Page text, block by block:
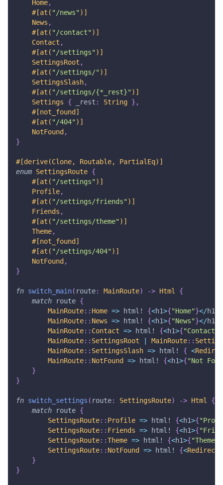
Home,
#[at( "/news" )]
News ,
#[at( "/contact" )]
Contact ,
#[at( "/settings" )]
SettingsRoot ,
#[at( "/settings/" )]
SettingsSlash,
#[at( "/settings/{*_rest}" )]
Settings
{ _rest : String } ,
#[not_found]
#[at( "/404" )]
NotFound,
}
#[derive(Clone, Routable, PartialEq)]
enum SettingsRoute {
#[at( "/settings" )]
Profile,
#[at( "/settings/friends" )]
Friends ,
#[at( "/settings/theme" )]
Theme,
#[not_found]
#[at( "/settings/404" )]
NotFound,
}
fn switch_main( route: MainRoute) -> Html
{
match route {
MainRoute:: Home => html! {<h1>{"Home"}</h1
MainRoute:: News => html! {<h1>{"News"}</h1
MainRoute:: Contact => html! {<h1>{"Contact"
MainRoute:: SettingsRoot | MainRoute::
MainRoute:: SettingsSlash => html! { <
MainRoute:: NotFound => html! {<h1>{"Not
}
}
fn switch_settings ( route: SettingsRoute) -> Html
{
match route {
SettingsRoute:: Profile => html! {<h1>{
SettingsRoute:: Friends => html! {<h1>{
SettingsRoute::Theme => html! {<h1>{"Theme"
SettingsRoute:: NotFound => html! {<Redirect
}
}